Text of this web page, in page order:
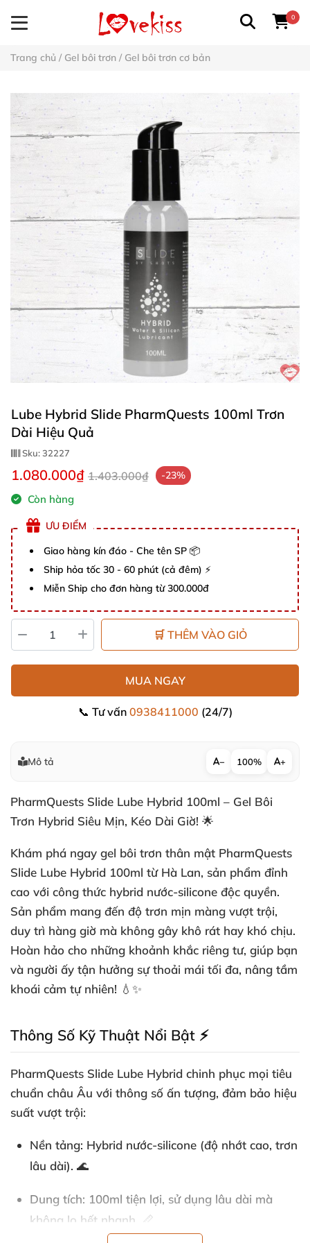
0
Trang chủ / Gel bôi trơn / Gel bôi trơn cơ bản
Lube Hybrid Slide PharmQuests 100ml Trơn
Dài Hiệu Quả
Sku:32227
1.080.000₫ 1.403.000₫ -23%
Còn hàng
ƯU ĐIỂM
Giao hàng kín đáo - Che tên SP 📦
Ship hỏa tốc 30 - 60 phút (cả đêm) ⚡
Miễn Ship cho đơn hàng từ 300.000đ
🛒 THÊM VÀO GIỎ
MUA NGAY
📞 Tư vấn 0938411000 (24/7)
Mô tả − 100% +
PharmQuests Slide Lube Hybrid 100ml – Gel Bôi
Trơn Hybrid Siêu Mịn, Kéo Dài Giờ! 🌟
Khám phá ngay gel bôi trơn thân mật PharmQuests
Slide Lube Hybrid 100ml từ Hà Lan, sản phẩm đỉnh
cao với công thức hybrid nước-silicone độc quyền.
Sản phẩm mang đến độ trơn mịn màng vượt trội,
duy trì hàng giờ mà không gây khô rát hay khó chịu.
Hoàn hảo cho những khoảnh khắc riêng tư, giúp bạn
và người ấy tận hưởng sự thoải mái tối đa, nâng tầm
khoái cảm tự nhiên! 💧✨
Thông Số Kỹ Thuật Nổi Bật ⚡
PharmQuests Slide Lube Hybrid chinh phục mọi tiêu
chuẩn châu Âu với thông số ấn tượng, đảm bảo hiệu
suất vượt trội:
Nền tảng: Hybrid nước-silicone (độ nhớt cao, trơn
lâu dài). 🌊
Dung tích: 100ml tiện lợi, sử dụng lâu dài mà
không lo hết nhanh. 📏